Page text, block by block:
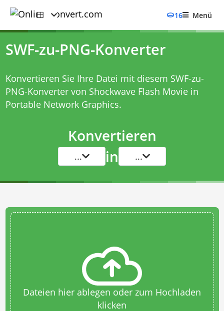
16 Menü
SWF-zu-PNG-Konverter
Konvertieren Sie Ihre Datei mit diesem SWF-zu-
PNG-Konvertervon Shockwave Flash Movie in
Portable Network Graphics.
Konvertieren
... in ...
Dateien hier ablegen oder zum Hochladen
klicken